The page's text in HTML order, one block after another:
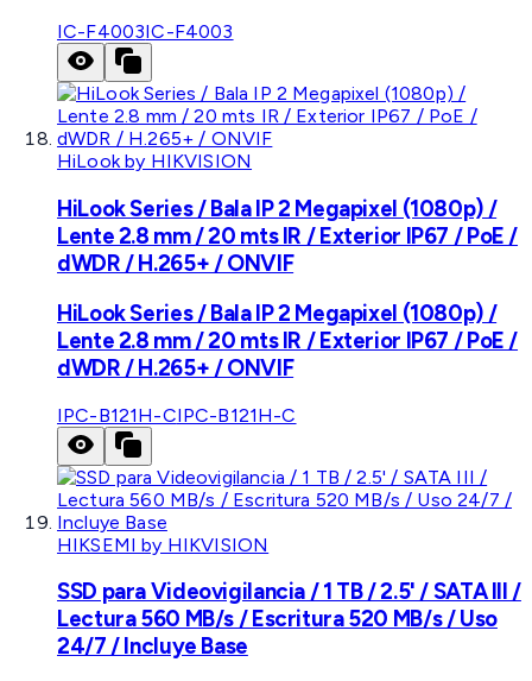
IC-F4003IC-F4003
HiLook by HIKVISION
HiLook Series / Bala IP 2 Megapixel (1080p) /
Lente 2.8 mm / 20 mts IR / Exterior IP67 / PoE /
dWDR / H.265+ / ONVIF
HiLook Series / Bala IP 2 Megapixel (1080p) /
Lente 2.8 mm / 20 mts IR / Exterior IP67 / PoE /
dWDR / H.265+ / ONVIF
IPC-B121H-CIPC-B121H-C
HIKSEMI by HIKVISION
SSD para Videovigilancia / 1 TB / 2.5' / SATA III /
Lectura 560 MB/s / Escritura 520 MB/s / Uso
24/7 / Incluye Base